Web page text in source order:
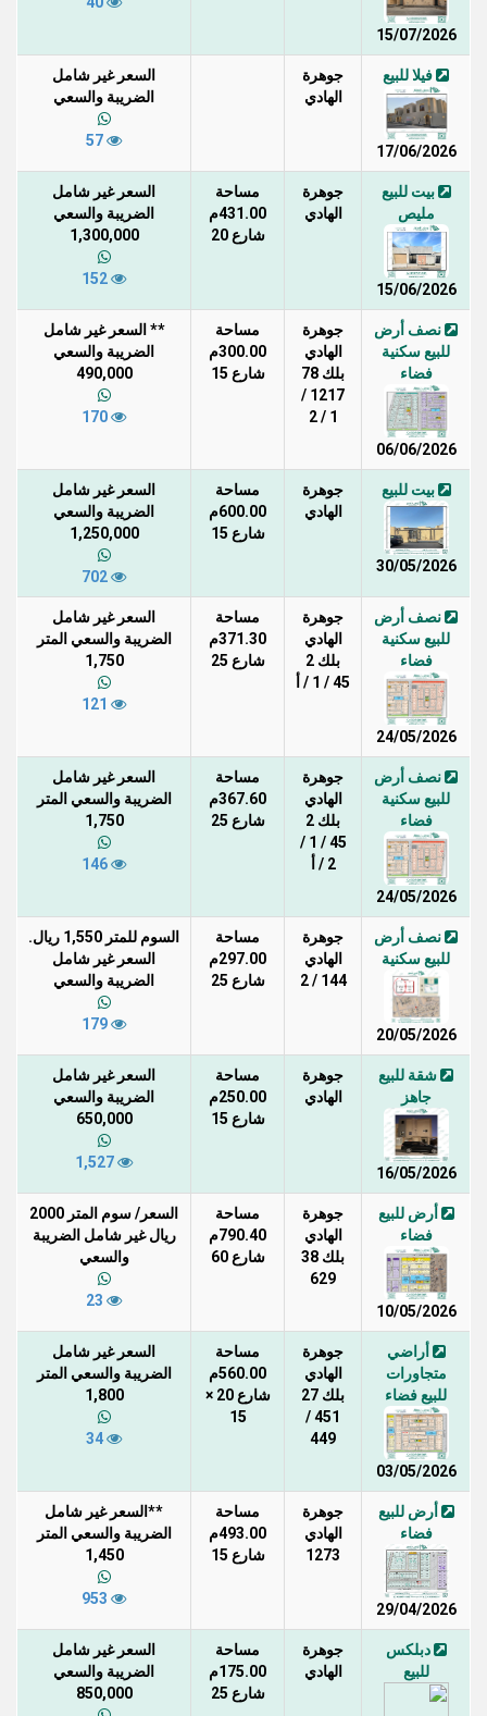
15/07/2026
فيلا للبيع
17/06/2026
جوهرة
الهادي
السعر غير شامل
الضريبة والسعي
بيت للبيع
مليص
15/06/2026
جوهرة
الهادي
مساحة
431.00م
شارع 20
السعر غير شامل
الضريبة والسعي
1,300,000
نصف أرض
للبيع سكنية
فضاء
06/06/2026
جوهرة
الهادي
بلك 78
1217 /
1 / 2
مساحة
300.00م
شارع 15
** السعر غير شامل
الضريبة والسعي
490,000
بيت للبيع
30/05/2026
جوهرة
الهادي
مساحة
600.00م
شارع 15
السعر غير شامل
الضريبة والسعي
1,250,000
نصف أرض
للبيع سكنية
فضاء
24/05/2026
جوهرة
الهادي
بلك 2
45 / 1 / أ
مساحة
371.30م
شارع 25
السعر غير شامل
الضريبة والسعي المتر
1,750
نصف أرض
للبيع سكنية
فضاء
24/05/2026
جوهرة
الهادي
بلك 2
45 / 1 /
2 / أ
مساحة
367.60م
شارع 25
السعر غير شامل
الضريبة والسعي المتر
1,750
نصف أرض
للبيع سكنية
20/05/2026
جوهرة
الهادي
144 / 2
مساحة
297.00م
شارع 25
السوم للمتر 1,550 ريال.
السعر غير شامل
الضريبة والسعي
شقة للبيع
جاهز
16/05/2026
جوهرة
الهادي
مساحة
250.00م
شارع 15
السعر غير شامل
الضريبة والسعي
650,000
أرض للبيع
فضاء
10/05/2026
جوهرة
الهادي
بلك 38
629
مساحة
790.40م
شارع 60
السعر/ سوم المتر 2000
ريال غير شامل الضريبة
والسعي
أراضي
متجاورات
للبيع فضاء
03/05/2026
جوهرة
الهادي
بلك 27
451 /
449
مساحة
560.00م
شارع 20 ×
15
السعر غير شامل
الضريبة والسعي المتر
1,800
أرض للبيع
فضاء
29/04/2026
جوهرة
الهادي
1273
مساحة
493.00م
شارع 15
**السعر غير شامل
الضريبة والسعي المتر
1,450
دبلكس
للبيع
جوهرة
الهادي
مساحة
175.00م
شارع 25
السعر غير شامل
الضريبة والسعي
850,000